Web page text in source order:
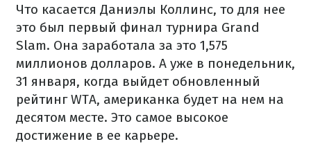
Что касается Даниэлы Коллинс, то для нее
это был первый финал турнира Grand
Slam. Она заработала за это 1,575
миллионов долларов. А уже в понедельник,
31 января, когда выйдет обновленный
рейтинг WTA, американка будет на нем на
десятом месте. Это самое высокое
достижение в ее карьере.